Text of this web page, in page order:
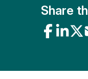
Share